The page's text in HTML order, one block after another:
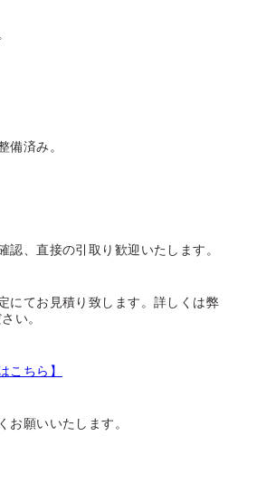
備済み。
認、直接の引取り歓迎いたします。
にてお見積り致します。詳しくは弊
い。
こちら】
お願いいたします。